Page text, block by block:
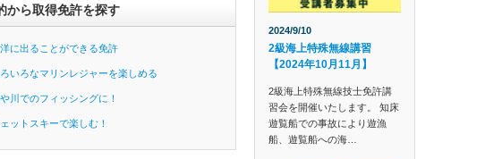
から取得免許を探す
に出ることができる免許
いろなマリンレジャーを楽しめる
川でのフィッシングに！
ットスキーで楽しむ！
2024/9/10
2級海上特殊無線講習
【2024年10月11月】
2級海上特殊無線技士免許講
習会を開催いたします。 知床
遊覧船での事故により遊漁
船、遊覧船への海…